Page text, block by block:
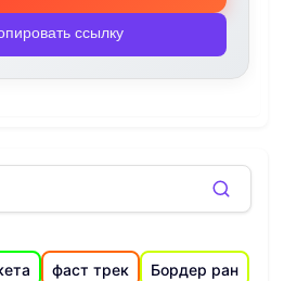
ссылку
фаст трек
Бордер ран